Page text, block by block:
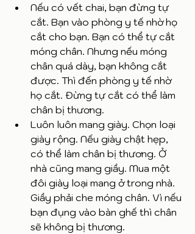
Nếu có vết chai, bạn đừng tự
cắt. Bạn vào phòng y tế nhờ họ
cắt cho bạn. Bạn có thể tự cắt
móng chân. Nhưng nếu móng
chân quá dày, bạn không cắt
được. Thì đến phòng y tế nhờ
họ cắt. Đừng tự cắt có thể làm
chân bị thương.
Luôn luôn mang giày. Chọn loại
giày rộng. Nếu giày chật hẹp,
có thể làm chân bị thương. Ở
nhà cũng mang giầy. Mua một
đôi giày loại mang ở trong nhà.
Giầy phải che móng chân. Vì nếu
bạn đụng vào bàn ghế thì chân
sẽ không bị thương.